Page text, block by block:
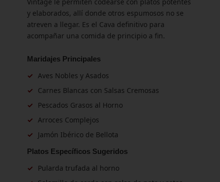
y elaborados, allí donde otros espumosos no se
atreven a llegar. Es el Cava definitivo para
acompañar una comida de principio a fin.
Maridajes Principales
✓ Aves Nobles y Asados
✓
Carnes Blancas con Salsas Cremosas
✓
Pescados Grasos al Horno
✓ Arroces Complejos
✓
Jamón Ibérico de Bellota
Platos Específicos Sugeridos
✓
Pularda trufada al horno